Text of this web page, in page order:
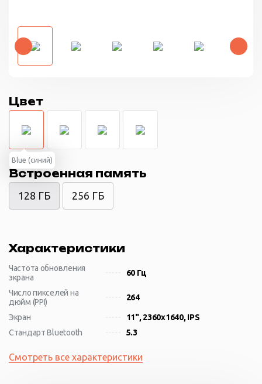
Цвет
Blue (синий)
Встроенная память
128 ГБ 256 ГБ
Характеристики
Частота обновления
экрана
60 Гц
Число пикселей на
дюйм (PPI)
264
Экран
11", 2360x1640, IPS
Стандарт Bluetooth
5.3
Смотреть все характеристики